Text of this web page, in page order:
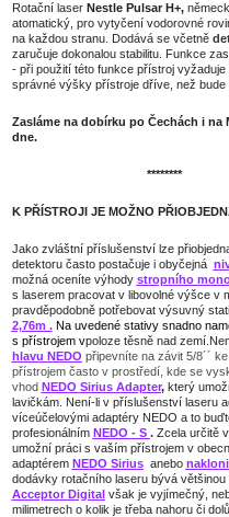
Rotační laser Nestle Pulsar H+,
atomatický, pro vytyčení vodorovné
na každou stranu. Dodává se včetně
zaručuje dokonalou stabilitu. Funkce
- při použití této funkce přístroj
správné výšky přístroje dříve, než bude
Zasláme na dobírku po Čechách i
dne.
********
K PŘÍSTROJI JE MOŽNO
Jako zvláštní příslušenství lze
detektoru často postačuje i obyčejná
možná oceníte výhody stropního
s laserem pracovat v libovolné výšce v
pravděpodobně potřebovat výsuvný
2,76m .Na uvedené stativy snadno
s přístrojem vpoloze těsně nad
hlavu NEDO připevníte na závit 5/8´´
přístrojem často v prostředí, kde se
vhod NEDO Sirius Adapter, který
lavičkám. Není-li v příslušenství laseru
víceúčelovými adaptéry NEDO a to
profesionálním NEDO - S . Zcela určitě
umožní práci s vaším přístrojem v
adaptérem NEDO Sirius anebo
dodávky rotačního laseru bývá
Acceptor Digitalvšak je vyjímečný,
milimetrech o kolik je třeba nahoru či dolů.